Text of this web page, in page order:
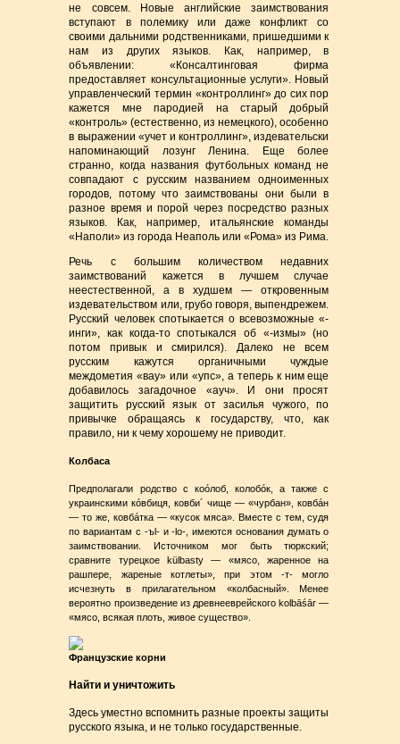
не совсем. Новые английские заимствования
вступают в полемику или даже конфликт со
своими дальними родственниками, пришедшими к
нам из других языков. Как, например, в
объявлении: «Консалтинговая фирма
предоставляет консультационные услуги». Новый
управленческий термин «контроллинг» до сих пор
кажется мне пародией на старый добрый
«контроль» (естественно, из немецкого), особенно
в выражении «учет и контроллинг», издевательски
напоминающий лозунг Ленина. Еще более
странно, когда названия футбольных команд не
совпадают с русским названием одноименных
городов, потому что заимствованы они были в
разное время и порой через посредство разных
языков. Как, например, итальянские команды
«Наполи» из города Неаполь или «Рома» из Рима.
Речь с большим количеством недавних
заимствований кажется в лучшем случае
неестественной, а в худшем — откровенным
издевательством или, грубо говоря, выпендрежем.
Русский человек спотыкается о всевозможные «-
инги», как когда-то спотыкался об «-измы» (но
потом привык и смирился). Далеко не всем
русским кажутся органичными чуждые
междометия «вау» или «упс», а теперь к ним еще
добавилось загадочное «ауч». И они просят
защитить русский язык от засилья чужого, по
привычке обращаясь к государству, что, как
правило, ни к чему хорошему не приводит.
Колбаса
Предполагали родство с коóлоб, колобóк, а также с
украинскими кóвбиця, ковби´ чище — «чурбан», ковбáн
— то же, ковбáтка — «кусок мяса». Вместе с тем, судя
по вариантам с -ъl- и -lо-, имеются основания думать о
заимствовании. Источником мог быть тюркский;
сравните турецкое külbasty — «мясо, жаренное на
рашпере, жареные котлеты», при этом -т- могло
исчезнуть в прилагательном «колбасный». Менее
вероятно произведение из древнееврейского kolbāśār —
«мясо, всякая плоть, живое существо».
Французские корни
Найти и уничтожить
Здесь уместно вспомнить разные проекты защиты
русского языка, и не только государственные.